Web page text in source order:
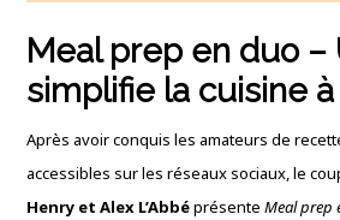
Meal prep en duo –
simplifie la cuisine
Après avoir conquis les amateurs de
accessibles sur les réseaux sociaux, le
Henry et Alex L’AbbéprésenteMeal prep